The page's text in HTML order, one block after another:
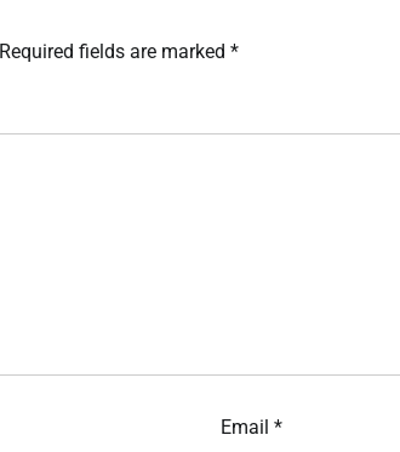
Required fields are marked *
Email *